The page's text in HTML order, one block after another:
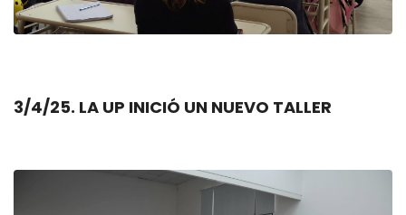
3/4/25. LA UP INICIÓ UN NUEVO TALLER